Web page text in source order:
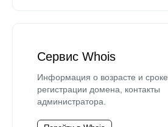
Сервис Whois
Информация о возрасте и сроке
регистрации домена, контакты
администратора.